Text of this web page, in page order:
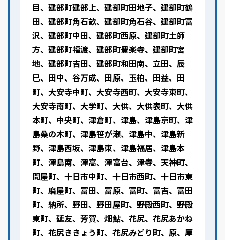
目、建部町建部上、建部町田地子、建部町鶴
田、建部町角石畝、建部町角石谷、建部町富
沢、建部町中田、建部町西原、建部町土師
方、建部町福渡、建部町豊楽寺、建部町宮
地、建部町吉田、建部町和田南、立田、辰
巳、田中、谷万成、田原、玉柏、田益、田
町、大安寺中町、大安寺西町、大安寺東町、
大安寺南町、大学町、大供、大供表町、大供
本町、中央町、津倉町、津島、津島京町、津
島桑の木町、津島笹が瀬、津島中、津島新
野、津島西坂、津島東、津島福居、津島本
町、津島南、津高、津高台、津寺、天神町、
問屋町、十日市中町、十日市西町、十日市東
町、磨屋町、富田、富原、富町、富吉、富田
町、納所、野田、野田屋町、野殿西町、野殿
東町、延友、芳賀、畑鮎、花尻、花尻あかね
町、花尻ききょう町、花尻みどり町、原、厚